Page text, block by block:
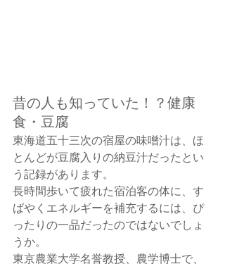
昔の人も知っていた！？健康
食・豆腐
東海道五十三次の宿屋の味噌汁は、ほ
とんどが豆腐入りの納豆汁だったとい
う記録があります。
長時間歩いて疲れた宿泊客の体に、す
ばやくエネルギーを補充するには、ぴ
ったりの一品だったのではないでしょ
うか。
東京農業大学名誉教授、農学博士で、